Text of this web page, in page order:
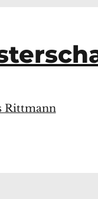
Rittmann